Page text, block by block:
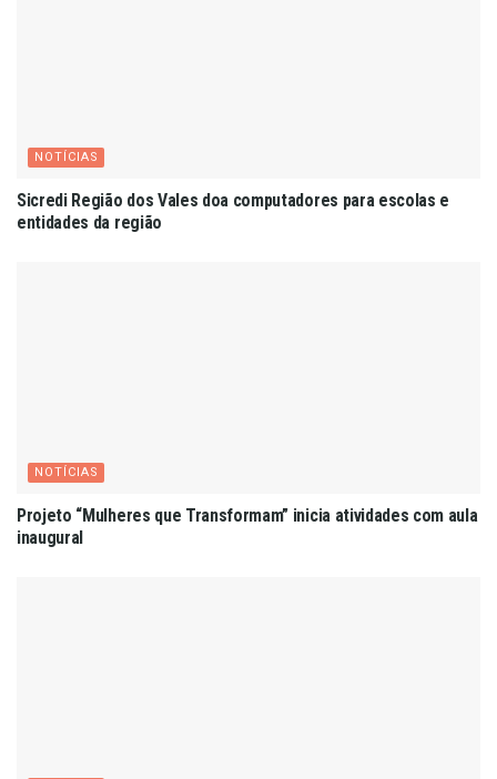
NOTÍCIAS
Sicredi Região dos Vales doa computadores para escolas e
entidades da região
NOTÍCIAS
Projeto “Mulheres que Transformam” inicia atividades com aula
inaugural